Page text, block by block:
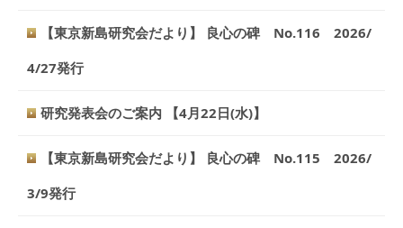
【東京新島研究会だより】 良心の碑 No.116 2026/
4/27発行
研究発表会のご案内 【4月22日(水)】
【東京新島研究会だより】 良心の碑 No.115 2026/
3/9発行